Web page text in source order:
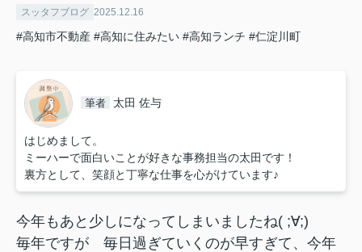
スッタフブログ 2025.12.16
#高知市不動産 #高知に住みたい #高知ランチ #仁淀川町
筆者 太田 佐与
はじめまして。
ミーハーで面白いことが好きな事務担当の太田です！
裏方として、笑顔と丁寧な仕事を心がけています♪
今年もあと少しになってしまいましたね( ;∀;)
毎年ですが 毎日過ぎていくのが早すぎて、今年